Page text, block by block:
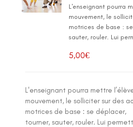
L'enseignant pourra
mouvement, le
motrices de base :
sauter, rouler. Lui
5,00€
L'enseignant pourra mettre
mouvement, le solliciter sur des
motrices de base : se déplacer,
tourner, sauter, rouler. Lui